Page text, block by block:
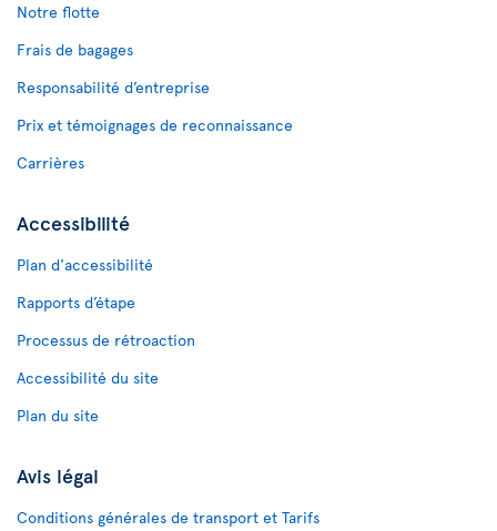
Notre flotte
Frais de bagages
Responsabilité d’entreprise
Prix et témoignages de reconnaissance
Carrières
Accessibilité
Plan d'accessibilité
Rapports d’étape
Processus de rétroaction
Accessibilité du site
Plan du site
Avis légal
Conditions générales de transport et Tarifs